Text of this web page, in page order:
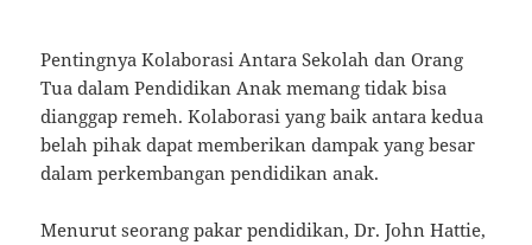
Pentingnya Kolaborasi Antara Sekolah dan Orang
Tua dalam Pendidikan Anak memang tidak bisa
dianggap remeh. Kolaborasi yang baik antara kedua
belah pihak dapat memberikan dampak yang besar
dalam perkembangan pendidikan anak.
Menurut seorang pakar pendidikan, Dr. John Hattie,